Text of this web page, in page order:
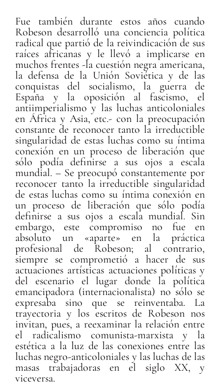
Fue también durante estos años cuando
Robeson desarrolló una conciencia política
radical que partió de la reivindicación de sus
raíces africanas y le llevó a implicarse en
muchos frentes -la cuestión negra americana,
la defensa de la Unión Soviética y de las
conquistas del socialismo, la guerra de
España y la oposición al fascismo, el
antiimperialismo y las luchas anticoloniales
en África y Asia, etc.- con la preocupación
constante de reconocer tanto la irreductible
singularidad de estas luchas como su íntima
conexión en un proceso de liberación que
sólo podía definirse a sus ojos a escala
mundial. – Se preocupó constantemente por
reconocer tanto la irreductible singularidad
de estas luchas como su íntima conexión en
un proceso de liberación que sólo podía
definirse a sus ojos a escala mundial. Sin
embargo, este compromiso no fue en
absoluto un «aparte» en la práctica
profesional de Robeson; al contrario,
siempre se comprometió a hacer de sus
actuaciones artísticas actuaciones políticas y
del escenario el lugar donde la política
emancipadora (internacionalista) no sólo se
expresaba sino que se reinventaba. La
trayectoria y los escritos de Robeson nos
invitan, pues, a reexaminar la relación entre
el radicalismo comunista-marxista y la
estética a la luz de las conexiones entre las
luchas negro-anticoloniales y las luchas de las
masas trabajadoras en el siglo XX, y
viceversa.